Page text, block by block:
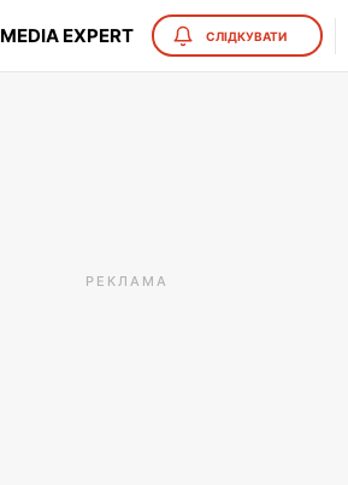
MEDIA EXPERT СЛІДКУВАТИ
РЕКЛАМА